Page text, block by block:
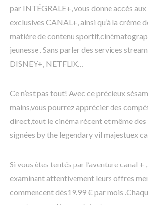
par INTÉGRALE+, vous donne accès aux
exclusives CANAL+, ainsi qu’à la crème
matière de contenu
jeunesse . Sans parler des services
DISNEY+, NETFLIX…
Ce n’est pas tout! Avec ce précieux
mains,vous pourrez apprécier des
direct,tout le cinéma récent et même des
signées by the legendary vil majestuex
Si vous êtes tentés par l’aventure canal +
examinant attentivement leurs offres
commencent dès19.99 € par mois